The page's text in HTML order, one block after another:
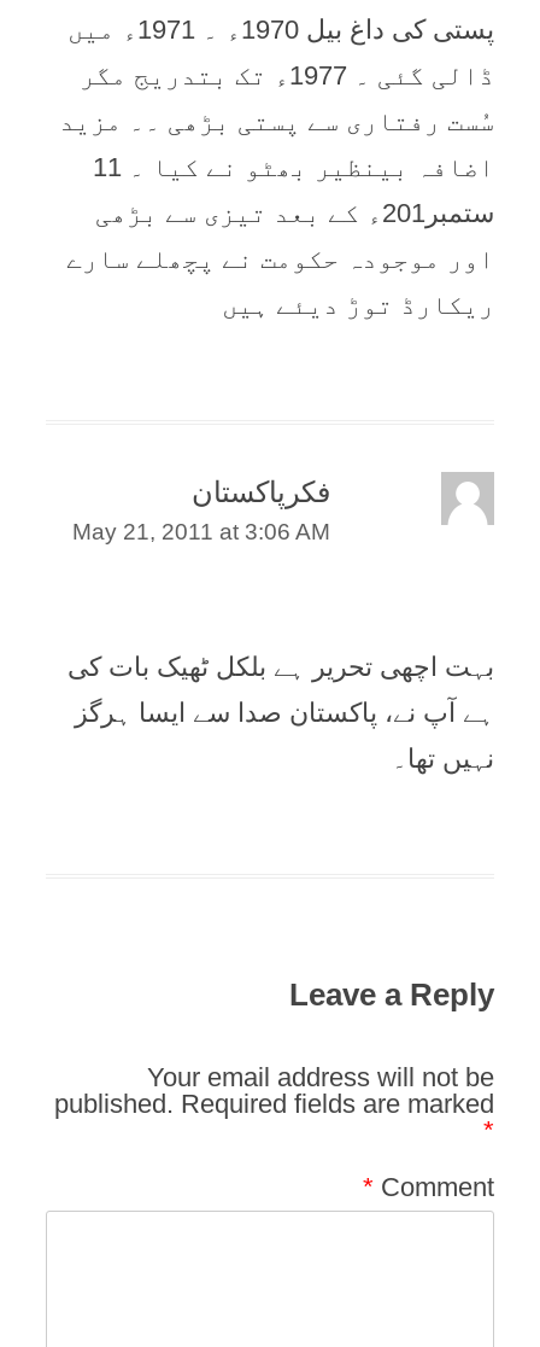
پستی کی داغ بيل 1970ء ۔ 1971ء ميں
ڈالی گئی ۔ 1977ء تک بتدريج مگر
سُست رفتاری سے پستی بڑھی ۔۔ مزيد
اضافہ بينظير بھٹو نے کيا ۔ 11
ستمبر201ء کے بعد تيزی سے بڑھی
اور موجودہ حکومت نے پچھلے سارے
ريکارڈ توڑ ديئے ہيں
فکرپاکستان
May 21, 2011 at 3:06 AM
بہت اچھی تحریر ہے بلکل ٹھیک بات کی
ہے آپ نے، پاکستان صدا سے ایسا ہرگز
نہیں تھا۔
Leave a Reply
Your email address will not be
published. Required fields are marked
*
Comment
*